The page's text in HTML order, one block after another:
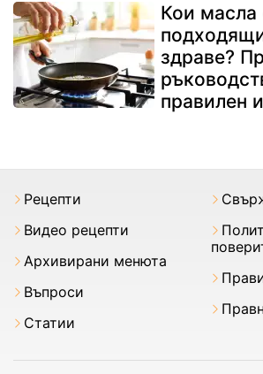
Кои масла
здраве?
правилен
Рецепти
Видео рецепти
Архивирани менюта
Въпроси
Статии